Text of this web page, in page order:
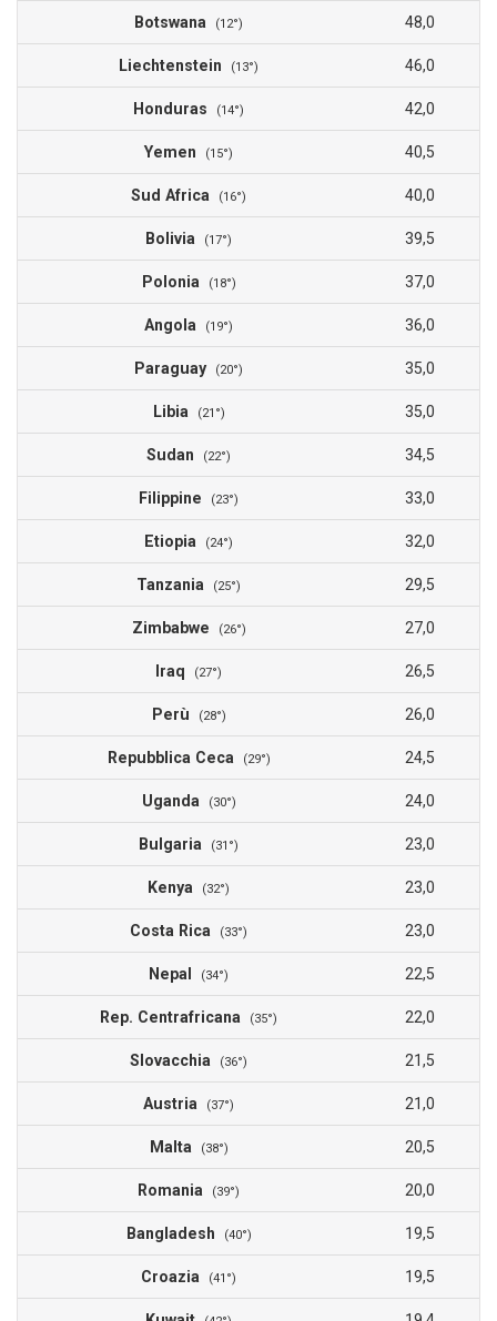
Botswana (12°) 48,0
Liechtenstein (13°) 46,0
Honduras (14°) 42,0
Yemen (15°) 40,5
Sud Africa (16°) 40,0
Bolivia (17°) 39,5
Polonia (18°) 37,0
Angola (19°) 36,0
Paraguay (20°) 35,0
Libia (21°) 35,0
Sudan (22°) 34,5
Filippine (23°) 33,0
Etiopia (24°) 32,0
Tanzania (25°) 29,5
Zimbabwe (26°) 27,0
Iraq (27°) 26,5
Perù (28°) 26,0
Repubblica Ceca (29°) 24,5
Uganda (30°) 24,0
Bulgaria (31°) 23,0
Kenya (32°) 23,0
Costa Rica (33°) 23,0
Nepal (34°) 22,5
Rep. Centrafricana (35°) 22,0
Slovacchia (36°) 21,5
Austria (37°) 21,0
Malta (38°) 20,5
Romania (39°) 20,0
Bangladesh (40°) 19,5
Croazia (41°) 19,5